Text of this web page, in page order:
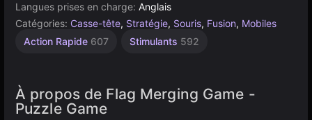
Langues prises en charge: Anglais
Catégories: Casse-tête, Stratégie, Souris, Fusion, Mobiles
Action Rapide 607 Stimulants 592
À propos de Flag Merging Game -
Puzzle Game